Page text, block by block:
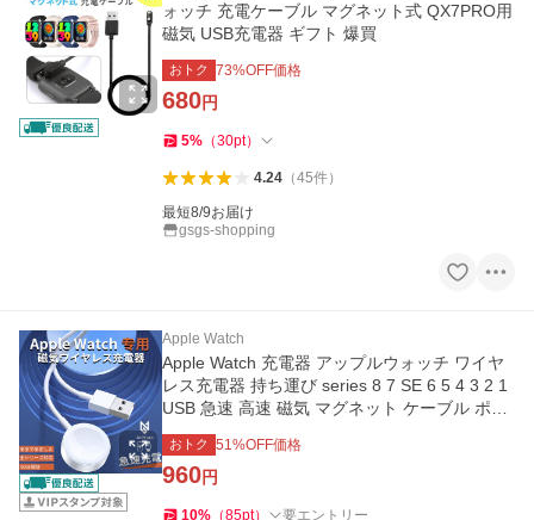
ォッチ 充電ケーブル マグネット式 QX7PRO用
磁気 USB充電器 ギフト 爆買
おトク 73%OFF価格
680円
5% （30pt）
4.24（45件）
最短8/9お届け
gsgs-shopping
Apple Watch
Apple Watch 充電器 アップルウォッチ ワイヤ
レス充電器 持ち運び series 8 7 SE 6 5 4 3 2 1
USB 急速 高速 磁気 マグネット ケーブル ポイ
ント利用
おトク 51%OFF価格
960円
10% （85pt） 要エントリー